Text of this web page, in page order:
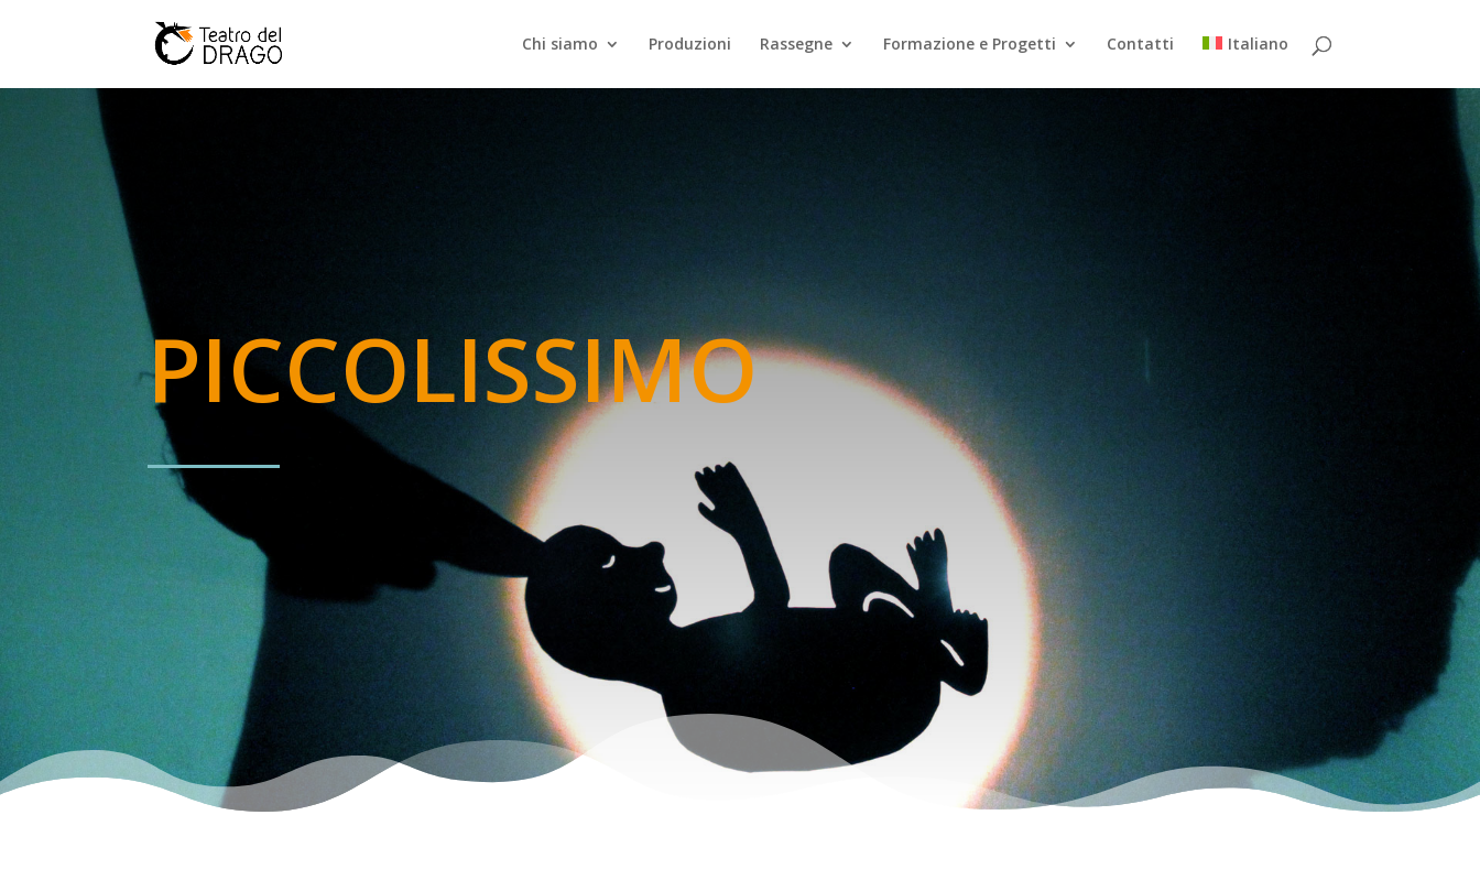
Chi siamo Produzioni Rassegne Formazione e Progetti Contatti Italiano
PICCOLISSIMO